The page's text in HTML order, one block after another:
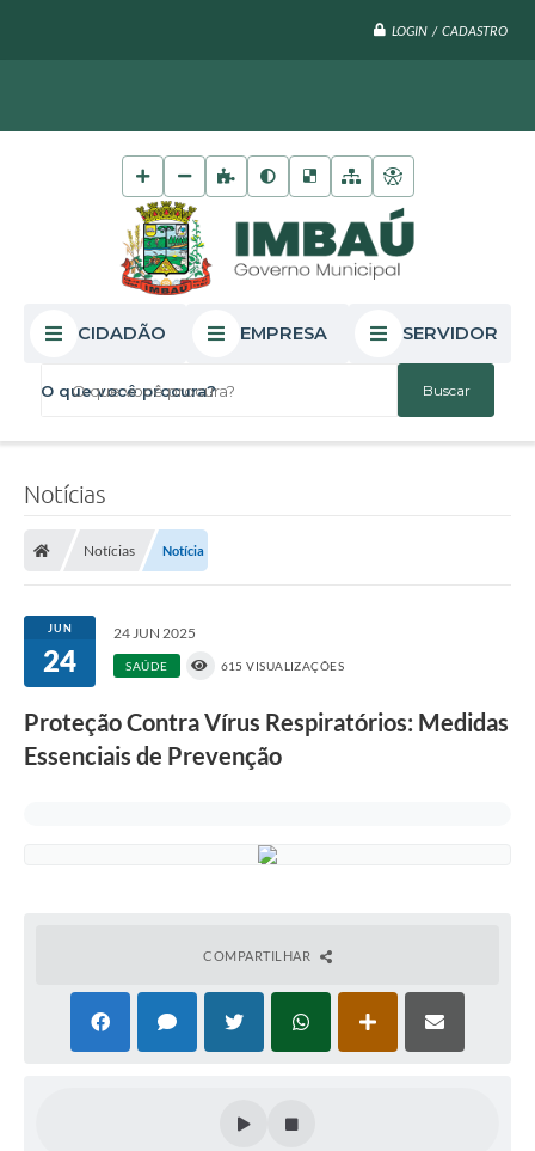
LOGIN / CADASTRO
O que você procura?
CIDADÃO EMPRESA SERVIDOR
Notícias
Notícias Notícia
JUN
24
24 JUN 2025
SAÚDE 615 VISUALIZAÇÕES
Proteção Contra Vírus Respiratórios: Medidas
Essenciais de Prevenção
COMPARTILHAR